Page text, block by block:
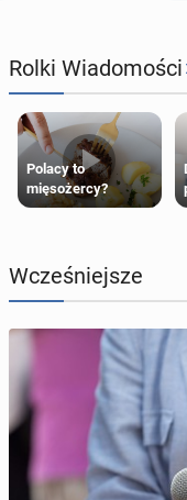
Rolki Wiadomości
Polacy to
mięsożercy?
Wcześniejsze